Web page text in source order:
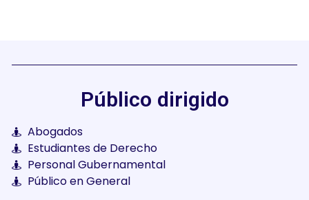
Público dirigido
Abogados
Estudiantes de Derecho
Personal Gubernamental
Público en General